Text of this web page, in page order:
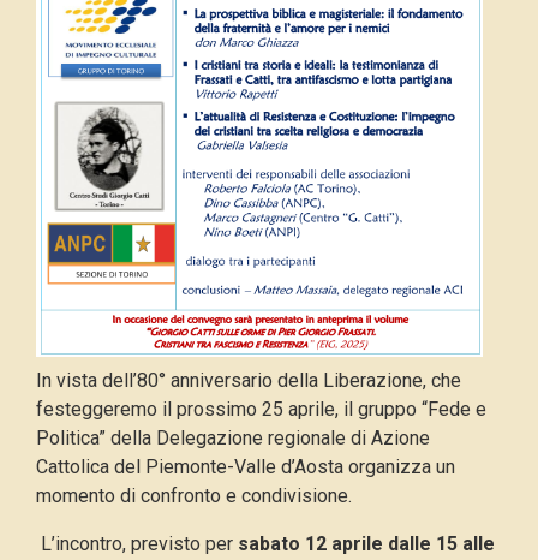
In vista dell’80° anniversario della Liberazione, che
festeggeremo il prossimo 25 aprile, il gruppo “Fede e
Politica” della Delegazione regionale di Azione
Cattolica del Piemonte-Valle d’Aosta organizza un
momento di confronto e condivisione.
L’incontro, previsto per sabato 12 aprile dalle 15 alle